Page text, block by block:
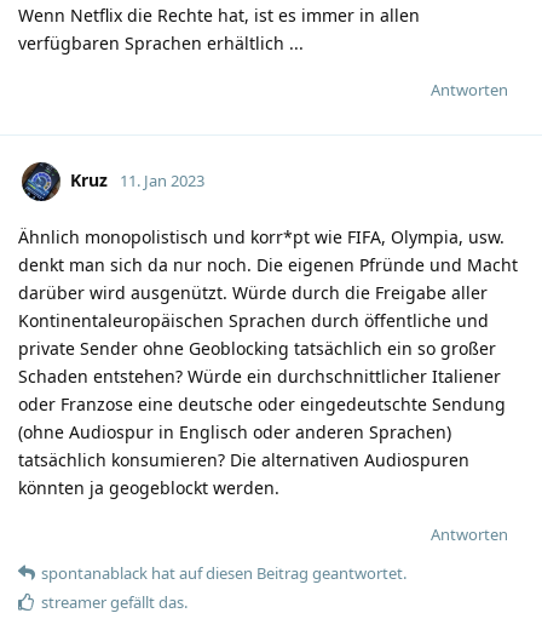
Wenn Netflix die Rechte hat, ist es immer in allen
verfügbaren Sprachen erhältlich ...
Antworten
Kruz 11. Jan 2023
Ähnlich monopolistisch und korr*pt wie FIFA, Olympia, usw.
denkt man sich da nur noch. Die eigenen Pfründe und Macht
darüber wird ausgenützt. Würde durch die Freigabe aller
Kontinentaleuropäischen Sprachen durch öffentliche und
private Sender ohne Geoblocking tatsächlich ein so großer
Schaden entstehen? Würde ein durchschnittlicher Italiener
oder Franzose eine deutsche oder eingedeutschte Sendung
(ohne Audiospur in Englisch oder anderen Sprachen)
tatsächlich konsumieren? Die alternativen Audiospuren
könnten ja geogeblockt werden.
Antworten
spontanablack hatauf diesen Beitrag geantwortet.
streamergefällt das.